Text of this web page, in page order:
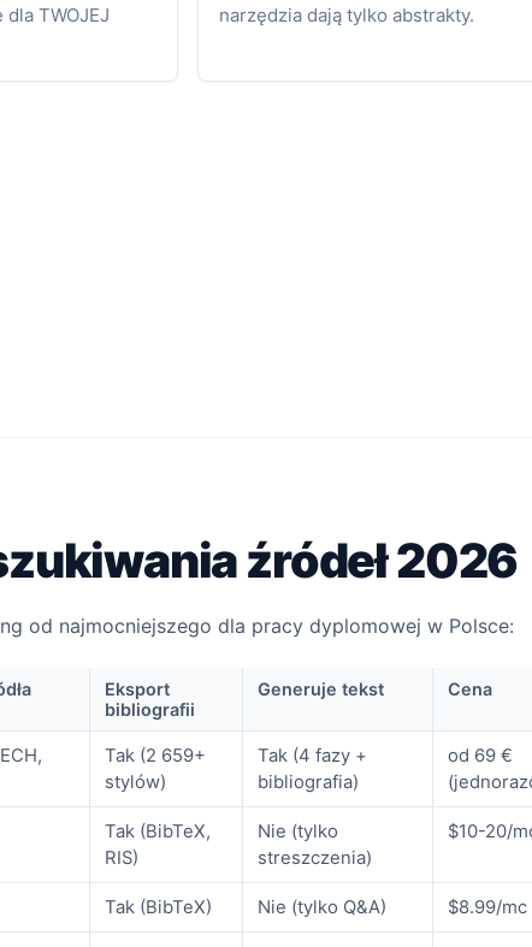
TWOJEJ
narzędzia dają tylko abstrakty.
źródeł 2026
od najmocniejszego dla pracy dyplomowej w Polsce:
Eksport
bibliografii
Generuje tekst Cena
Tak (2 659+
stylów)
Tak (4 fazy +
bibliografia)
od 69 €
Tak (BibTeX,
RIS)
Nie (tylko
streszczenia)
$10-20/
Tak (BibTeX) Nie (tylko Q&A) $8.99/mc